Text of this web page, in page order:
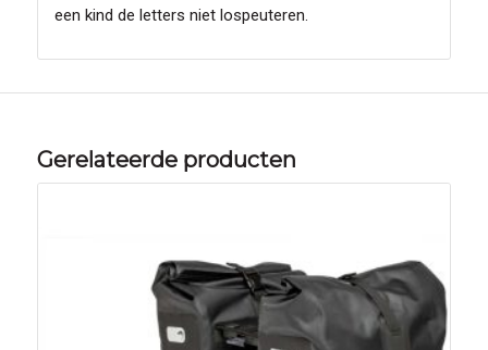
een kind de letters niet lospeuteren.
Gerelateerde producten